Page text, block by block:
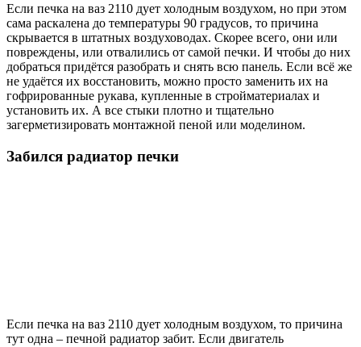
Если печка на ваз 2110 дует холодным воздухом, но при этом
сама раскалена до температуры 90 градусов, то причина
скрывается в штатных воздуховодах. Скорее всего, они или
повреждены, или отвалились от самой печки. И чтобы до них
добраться придётся разобрать и снять всю панель. Если всё же
не удаётся их восстановить, можно просто заменить их на
гофрированные рукава, купленные в стройматериалах и
установить их. А все стыки плотно и тщательно
загерметизировать монтажной пеной или моделином.
Забился радиатор печки
Если печка на ваз 2110 дует холодным воздухом, то причина
тут одна – печной радиатор забит. Если двигатель